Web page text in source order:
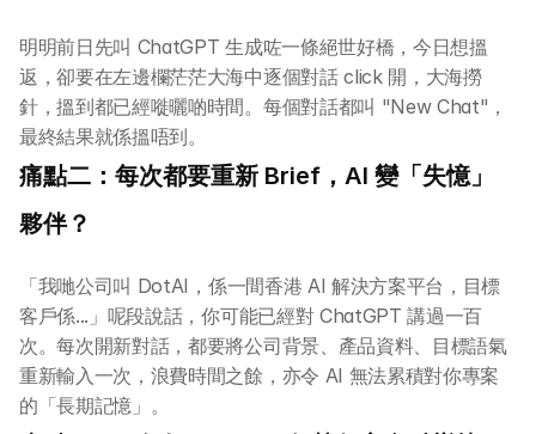
明明前日先叫 ChatGPT 生成咗一條絕世好橋，今日想搵
返，卻要在左邊欄茫茫大海中逐個對話 click 開，大海撈
針，搵到都已經嘥曬啲時間。每個對話都叫 "New Chat"，
最終結果就係搵唔到。
痛點二：每次都要重新 Brief，AI 變「失憶」
夥伴？
「我哋公司叫 DotAI，係一間香港 AI 解決方案平台，目標
客戶係...」呢段說話，你可能已經對 ChatGPT 講過一百
次。每次開新對話，都要將公司背景、產品資料、目標語氣
重新輸入一次，浪費時間之餘，亦令 AI 無法累積對你專案
的「長期記憶」。